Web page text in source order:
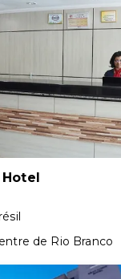
Hotel
de Rio Branco